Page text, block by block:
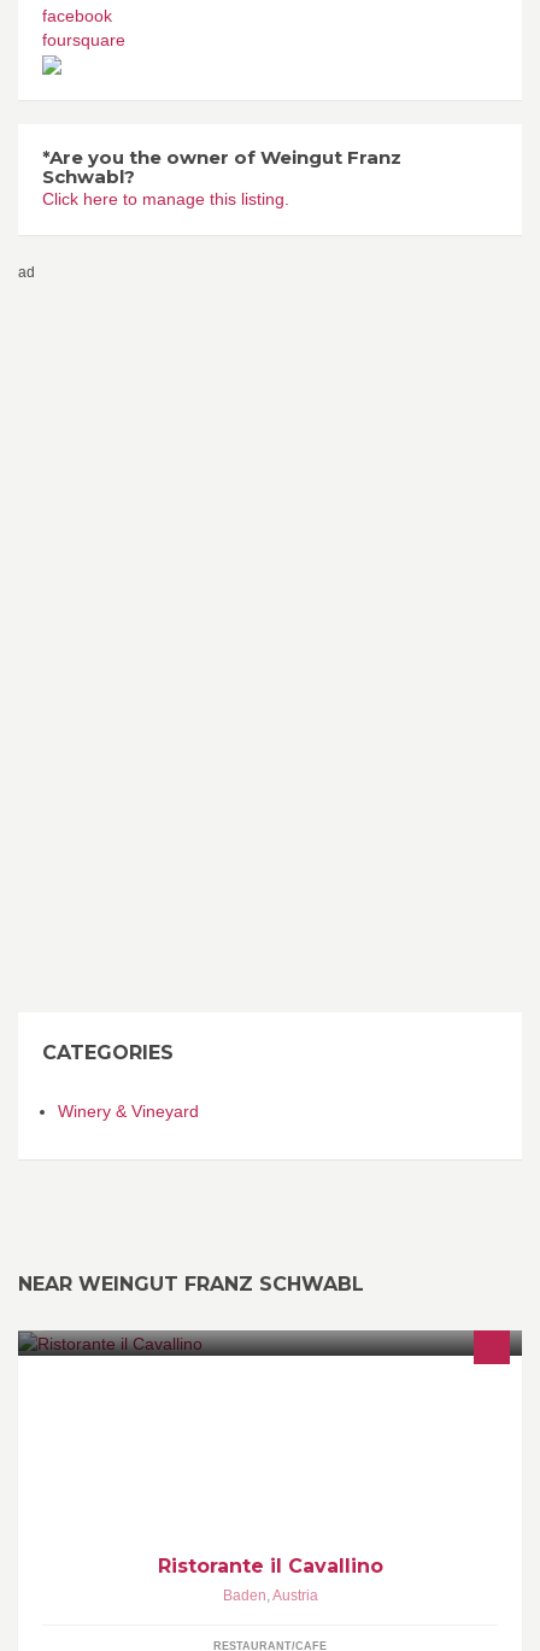
facebook
foursquare
*Are you the owner of Weingut Franz
Schwabl?
Click here to manage this listing.
ad
CATEGORIES
Winery & Vineyard
NEAR WEINGUT FRANZ SCHWABL
Ristorante il Cavallino
Baden Austria
RESTAURANT/CAFE